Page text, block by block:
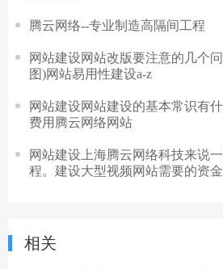
腾云网络--专业制造高隔间工程
网站建设网站改版要注意的几个
图)网站易用性建设a-z
网站建设网站建设的基本常识有
费用腾云网络网站
网站建设上海腾云网络科技来说
程。建设大型视频网站需要的资
相关